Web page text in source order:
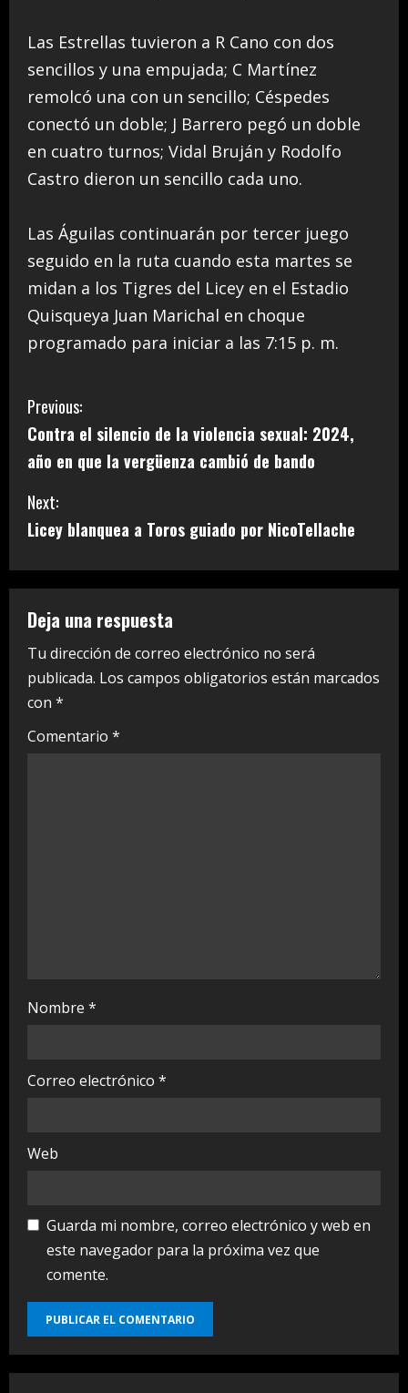
Las Estrellas tuvieron a R Cano con dos
sencillos y una empujada; C Martínez
remolcó una con un sencillo; Céspedes
conectó un doble; J Barrero pegó un doble
en cuatro turnos; Vidal Bruján y Rodolfo
Castro dieron un sencillo cada uno.
Las Águilas continuarán por tercer juego
seguido en la ruta cuando esta martes se
midan a los Tigres del Licey en el Estadio
Quisqueya Juan Marichal en choque
programado para iniciar a las 7:15 p. m.
C
o
n
t
i
n
u
e
R
e
Previous:
Contra el silencio de la violencia sexual: 2024,
año en que la vergüenza cambió de bando
Next:
Licey blanquea a Toros guiado por NicoTellache
Deja una respuesta
Tu dirección de correo electrónico no será
publicada. Los campos obligatorios están marcados
con *
Comentario *
Nombre *
Correo electrónico *
Web
Guarda mi nombre, correo electrónico y web en
este navegador para la próxima vez que
comente.